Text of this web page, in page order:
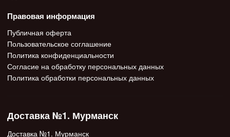
Правовая информация
Публичная оферта
Пользовательское соглашение
Политика конфиденциальности
Согласие на обработку персональных данных
Политика обработки персональных данных
Доставка №1. Мурманск
Доставка №1. Мурманск